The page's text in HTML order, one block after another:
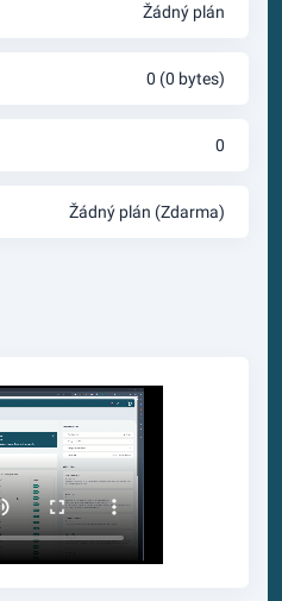
Žádný plán
0 (0 bytes)
0
Žádný plán (Zdarma)